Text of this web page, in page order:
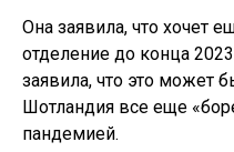
Она заявила, что хочет
отделение до конца
заявила, что это может
Шотландия все еще
пандемией.